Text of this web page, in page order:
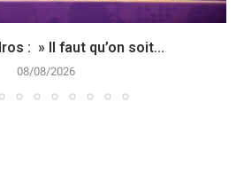
: » Il faut qu’on soit...
08/08/2026